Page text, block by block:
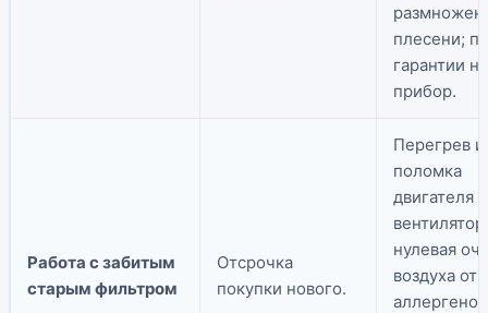
плесени;
гарантии на
прибор.
Работа с забитым
старым фильтром
Отсрочка
покупки нового.
Перегрев и
поломка
двигателя
нулевая
воздуха от